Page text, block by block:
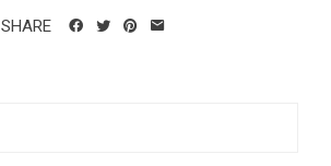
SHARE